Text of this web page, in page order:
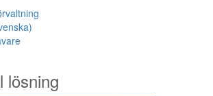
lösning